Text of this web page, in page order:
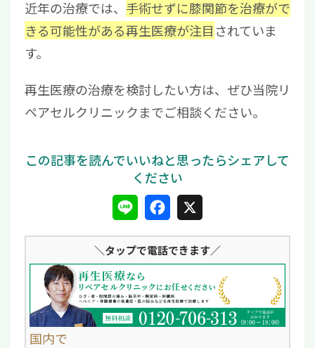
近年の治療では、 手術せずに膝関節を治療がで
きる可能性がある再生医療が注目 されていま
す。
再生医療の治療を検討したい方は、ぜひ当院リ
ペアセルクリニックまでご相談ください。
L
n
e
F
c
e
b
o
X
＼タップで電話できます／
国内で